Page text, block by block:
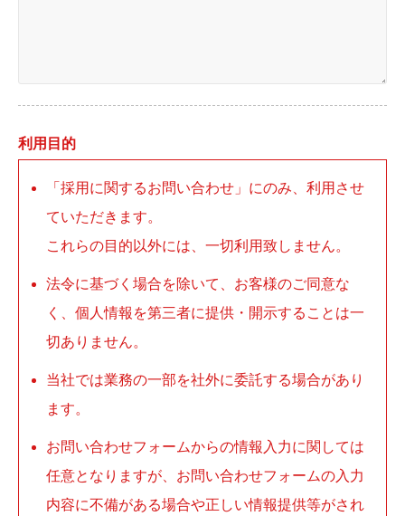
利用目的
「採用に関するお問い合わせ」にのみ、利用させ
ていただきます。
これらの目的以外には、一切利用致しません。
法令に基づく場合を除いて、お客様のご同意な
く、個人情報を第三者に提供・開示することは一
切ありません。
当社では業務の一部を社外に委託する場合があり
ます。
お問い合わせフォームからの情報入力に関しては
任意となりますが、お問い合わせフォームの入力
内容に不備がある場合や正しい情報提供等がされ